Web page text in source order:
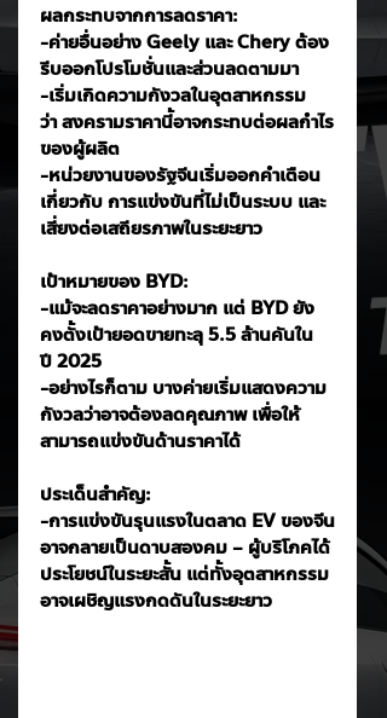
ผลกระทบจากการลดราคา:
-ค่ายอื่นอย่าง Geely และ Chery ต้อง
รีบออกโปรโมชั่นและส่วนลดตามมา
-เริ่มเกิดความกังวลในอุตสาหกรรม
ว่า สงครามราคานี้อาจกระทบต่อผลกำไร
ของผู้ผลิต
-หน่วยงานของรัฐจีนเริ่มออกคำเตือน
เกี่ยวกับ การแข่งขันที่ไม่เป็นระบบ และ
เสี่ยงต่อเสถียรภาพในระยะยาว
เป้าหมายของ BYD:
-แม้จะลดราคาอย่างมาก แต่ BYD ยัง
คงตั้งเป้ายอดขายทะลุ 5.5 ล้านคันใน
ปี 2025
-อย่างไรก็ตาม บางค่ายเริ่มแสดงความ
กังวลว่าอาจต้องลดคุณภาพ เพื่อให้
สามารถแข่งขันด้านราคาได้
ประเด็นสำคัญ:
-การแข่งขันรุนแรงในตลาด EV ของจีน
อาจกลายเป็นดาบสองคม – ผู้บริโภคได้
ประโยชน์ในระยะสั้น แต่ทั้งอุตสาหกรรม
อาจเผชิญแรงกดดันในระยะยาว